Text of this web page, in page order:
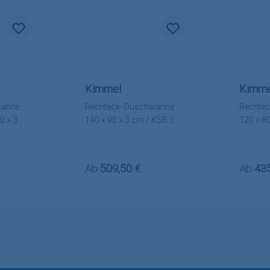
x 3
Rechteck- Duschwanne
140 x 90 x 3 cm / KSB 3
Kimmel
Regulärer Preis:
Ab 509,50 €
120 x
Ab